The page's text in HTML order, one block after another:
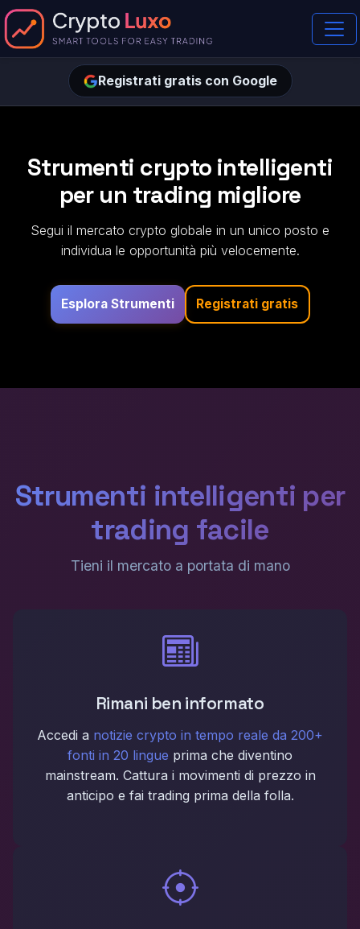
Registrati gratis con Google
Strumenti crypto intelligenti
per un trading migliore
Segui il mercato crypto globale in un unico posto e
individua le opportunità più velocemente.
Esplora Strumenti Registrati gratis
Strumenti intelligenti per
trading facile
Tieni il mercato a portata di mano
Rimani ben informato
Accedi a notizie crypto in tempo reale da 200+
fonti in 20 lingue prima che diventino
mainstream. Cattura i movimenti di prezzo in
anticipo e fai trading prima della folla.